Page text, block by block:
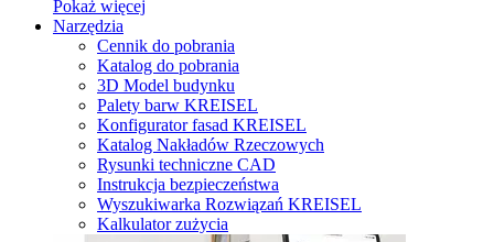
Pokaż więcej
Narzędzia
Cennik do pobrania
Katalog do pobrania
3D Model budynku
Palety barw KREISEL
Konfigurator fasad KREISEL
Katalog Nakładów Rzeczowych
Rysunki techniczne CAD
Instrukcja bezpieczeństwa
Wyszukiwarka Rozwiązań KREISEL
Kalkulator zużycia